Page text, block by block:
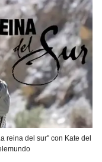
reina del sur" con Kate del